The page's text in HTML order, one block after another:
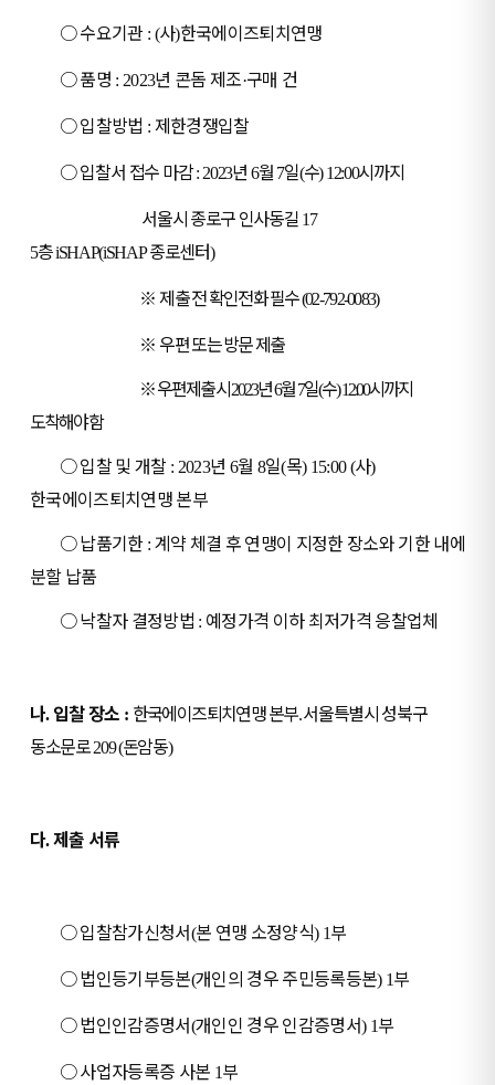
○수요기관 : (사)한국에이즈퇴치연맹
○품명 : 2023년 콘돔 제조·구매 건
○입찰방법 : 제한경쟁입찰
○입찰서 접수 마감: 2023년 6월 7일(수)12:00시까지
서울시 종로구 인사동길 17
5층iSHAP(iSHAP종로센터)
※제출 전 확인전화 필수(02-792-0083)
※ 우편 또는 방문 제출
※우편 제출 시2023년6월7일(수)12:00시까지
도착해야 함
○입찰 및 개찰 : 2023년 6월 8일(목) 15:00 (사)
한국에이즈퇴치연맹 본부
○납품기한 : 계약 체결 후 연맹이 지정한 장소와 기한 내에
분할 납품
○낙찰자 결정방법 : 예정가격 이하 최저가격 응찰업체
나. 입찰 장소 : 한국에이즈퇴치연맹 본부.서울특별시 성북구
동소문로209 (돈암동)
다.제출 서류
○입찰참가신청서(본 연맹 소정양식) 1부
○법인등기부등본(개인의 경우 주민등록등본) 1부
○법인인감증명서(개인인 경우 인감증명서) 1부
○사업자등록증 사본 1부